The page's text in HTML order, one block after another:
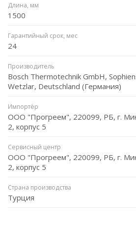
Длина, мм
1500
Гарантийный срок, мес
24
Производитель
Bosch Thermotechnik GmbH,
Wetzlar, Deutschland (Германия)
Импортёр
ООО "Прогреем", 220099, РБ, г.
2, корпус 5
Сервисный центр
ООО "Прогреем", 220099, РБ, г.
2, корпус 5
Страна производства
Турция